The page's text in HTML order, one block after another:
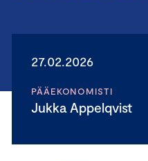
27.02.2026
PÄÄEKONOMISTI
Jukka Appelqvist